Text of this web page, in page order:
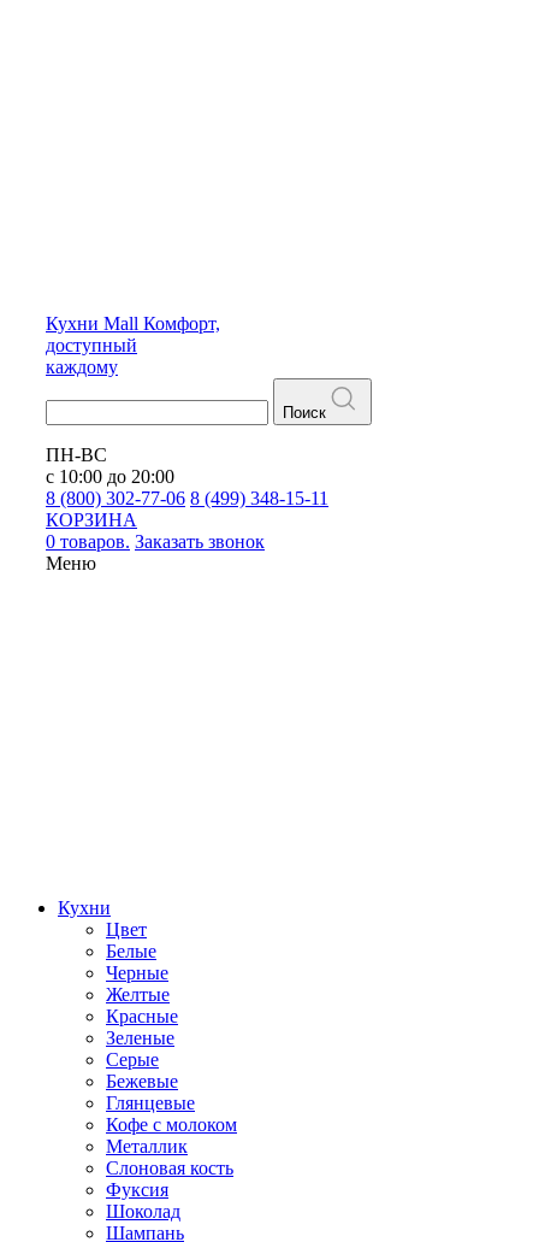
Кухни Mall Комфорт,
доступный
каждому
Поиск
ПН-ВС
с 10:00 до 20:00
8 (800) 302-77-06 8 (499) 348-15-11
КОРЗИНА
0 товаров. Заказать звонок
Меню
Кухни
Цвет
Белые
Черные
Желтые
Красные
Зеленые
Серые
Бежевые
Глянцевые
Кофе с молоком
Металлик
Слоновая кость
Фуксия
Шоколад
Шампань